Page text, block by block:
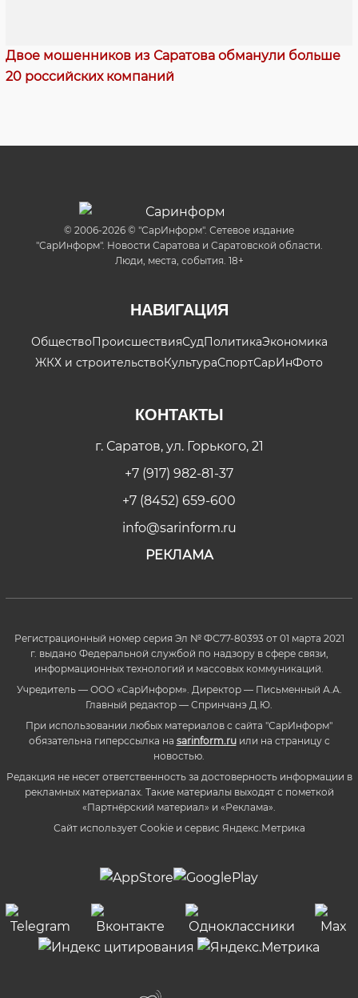
Двое мошенников из Саратова обманули больше
20 российских компаний
© 2006-2026 © "СарИнформ". Сетевое издание
"СарИнформ". Новости Саратова и Саратовской области.
Люди, места, события. 18+
НАВИГАЦИЯ
ОбществоПроисшествияСудПолитикаЭкономика
ЖКХ и строительствоКультураСпортСарИнФото
КОНТАКТЫ
г. Саратов, ул. Горького, 21
+7 (917) 982-81-37
+7 (8452) 659-600
info@sarinform.ru
РЕКЛАМА
Регистрационный номер серия Эл № ФС77-80393 от 01 марта 2021
г. выдано Федеральной службой по надзору в сфере связи,
информационных технологий и массовых коммуникаций.
Учредитель — ООО «СарИнформ». Директор — Письменный А.А.
Главный редактор — Спринчанэ Д.Ю.
При использовании любых материалов с сайта "СарИнформ"
обязательна гиперссылка на sarinform.ruили на страницу с
новостью.
Редакция не несет ответственность за достоверность информации в
рекламных материалах. Такие материалы выходят с пометкой
«Партнёрский материал» и «Реклама».
Сайт использует Cookie и сервиc Яндекс.Метрика